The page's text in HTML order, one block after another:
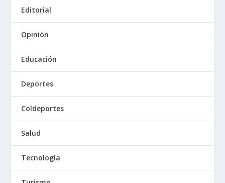
Editorial
Opinión
Educación
Deportes
Coldeportes
Salud
Tecnología